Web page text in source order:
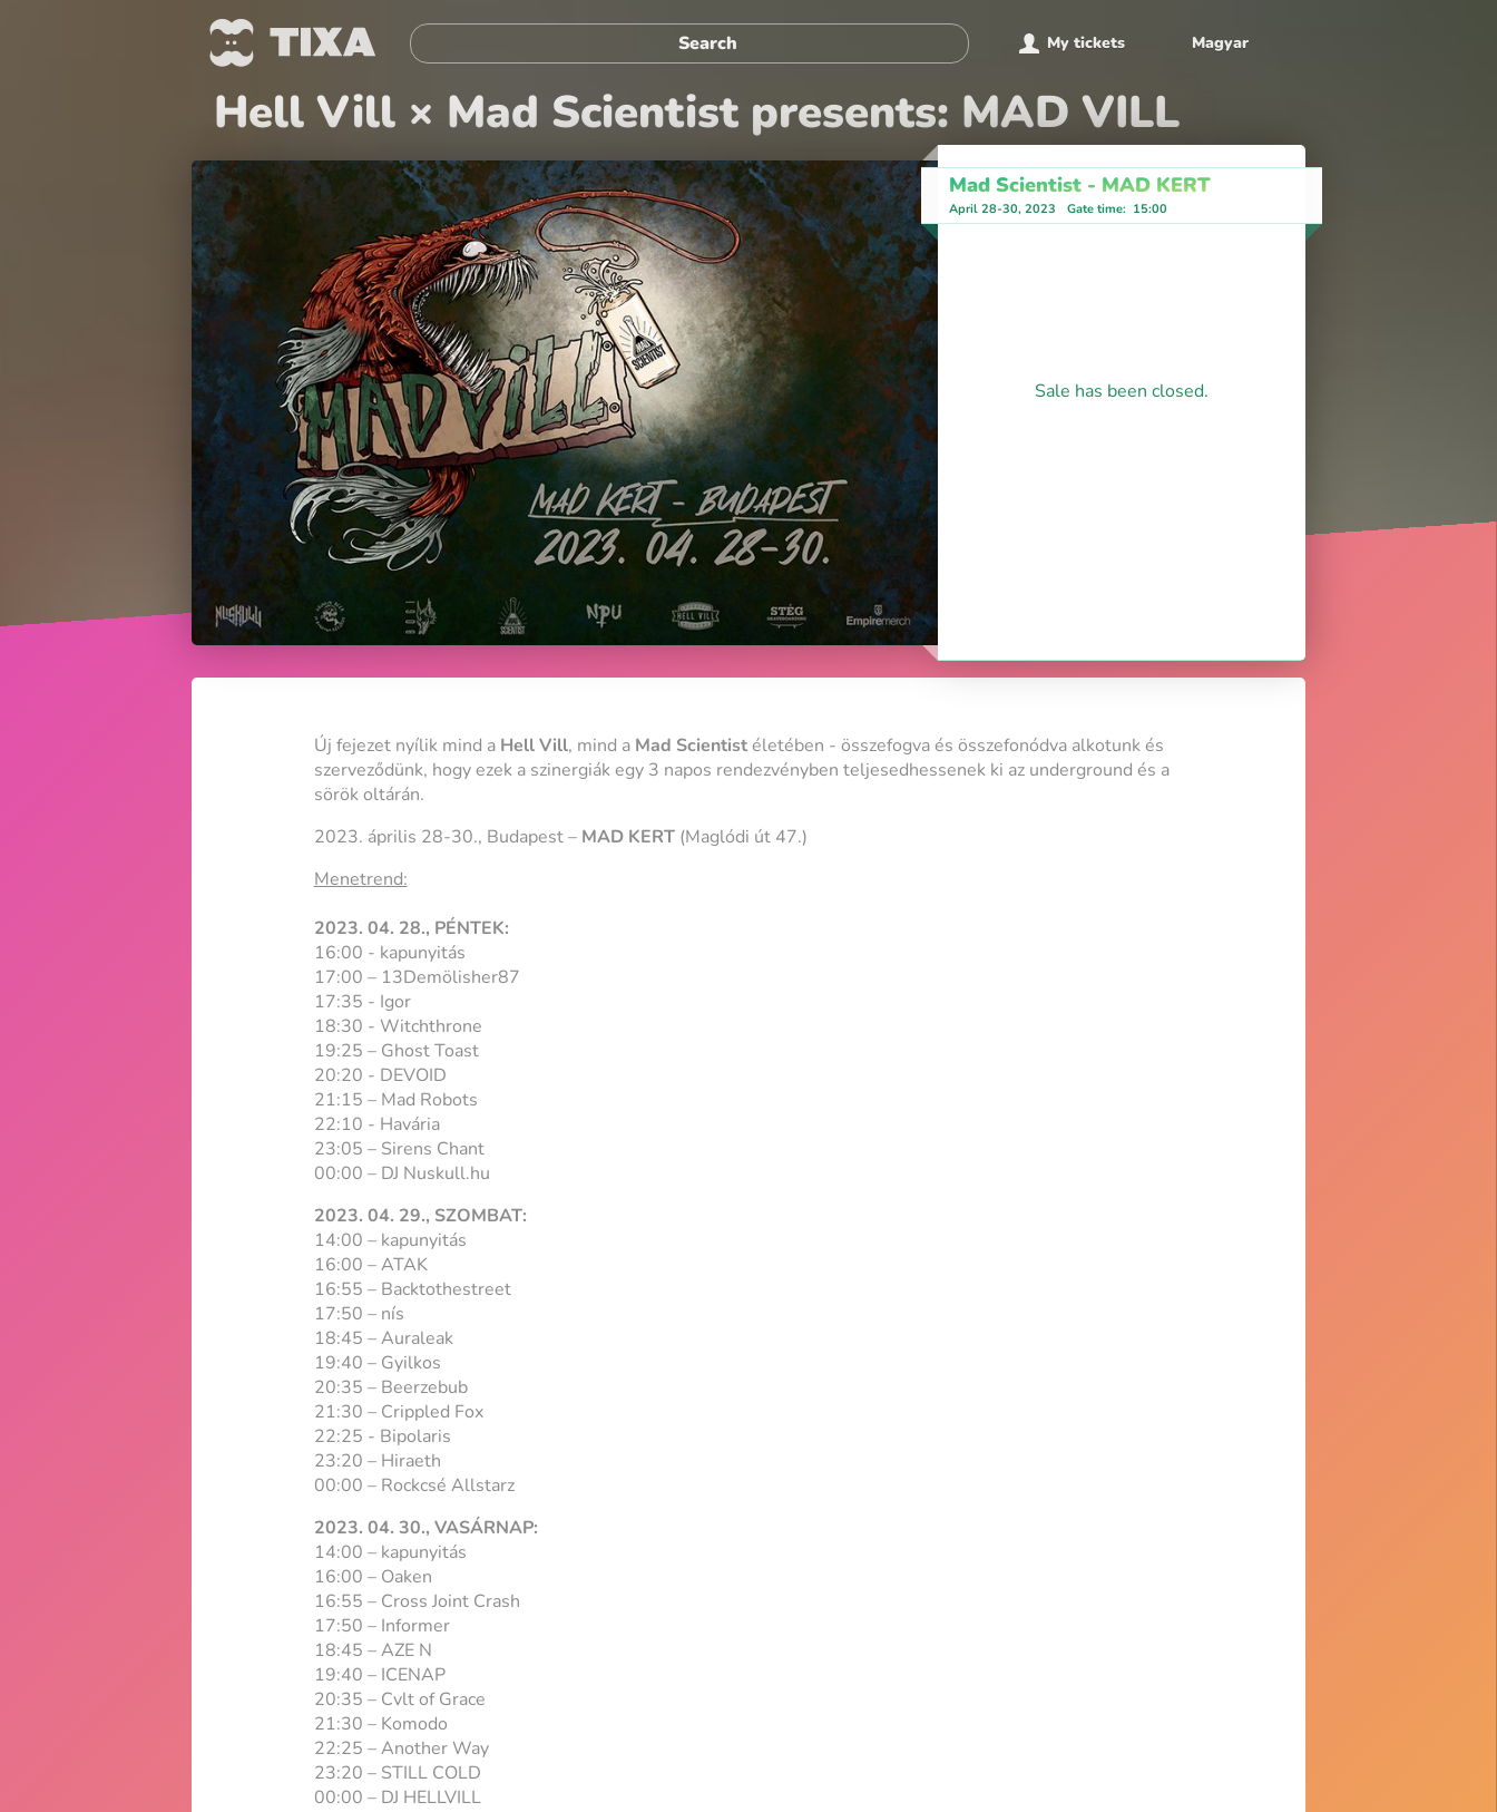
My tickets Magyar
Hell Vill × Mad Scientist presents: MAD VILL
Mad Scientist - MAD KERT
April 28-30, 2023 Gate time: 15:00
Sale has been closed.
Új fejezet nyílik mind a Hell Vill, mind a Mad Scientistéletében - összefogva és összefonódva alkotunk és
szerveződünk, hogy ezek a szinergiák egy 3 napos rendezvényben teljesedhessenek ki az underground és a
sörök oltárán.
2023. április 28-30., Budapest – MAD KERT (Maglódi út 47.)
Menetrend:
2023. 04. 28., PÉNTEK:
16:00 - kapunyitás
17:00 – 13Demölisher87
17:35 - Igor
18:30 - Witchthrone
19:25 – Ghost Toast
20:20 - DEVOID
21:15 – Mad Robots
22:10 - Havária
23:05 – Sirens Chant
00:00 – DJ Nuskull.hu
2023. 04. 29., SZOMBAT:
14:00 – kapunyitás
16:00 – ATAK
16:55 – Backtothestreet
17:50 – nís
18:45 – Auraleak
19:40 – Gyilkos
20:35 – Beerzebub
21:30 – Crippled Fox
22:25 - Bipolaris
23:20 – Hiraeth
00:00 – Rockcsé Allstarz
2023. 04. 30., VASÁRNAP:
14:00 – kapunyitás
16:00 – Oaken
16:55 – Cross Joint Crash
17:50 – Informer
18:45 – AZE N
19:40 – ICENAP
20:35 – Cvlt of Grace
21:30 – Komodo
22:25 – Another Way
23:20 – STILL COLD
00:00 – DJ HELLVILL